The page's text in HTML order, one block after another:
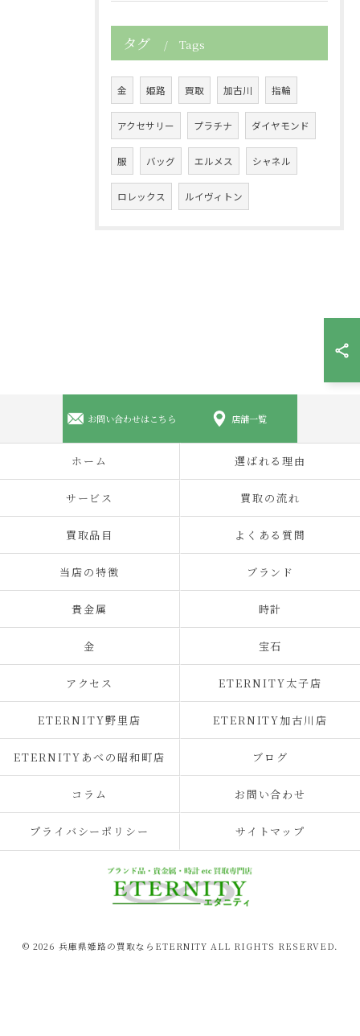
タグ Tags
金 姫路 買取 加古川 指輪
アクセサリー プラチナ ダイヤモンド
服 バッグ エルメス シャネル
ロレックス ルイヴィトン
お問い合わせはこちら 店舗一覧
ホーム 選ばれる理由
サービス 買取の流れ
買取品目 よくある質問
当店の特徴 ブランド
貴金属 時計
金 宝石
アクセス ETERNITY太子店
ETERNITY野里店 ETERNITY加古川店
ETERNITYあべの昭和町店 ブログ
コラム お問い合わせ
プライバシーポリシー サイトマップ
© 2026 兵庫県姫路の買取ならETERNITY ALL RIGHTS RESERVED.